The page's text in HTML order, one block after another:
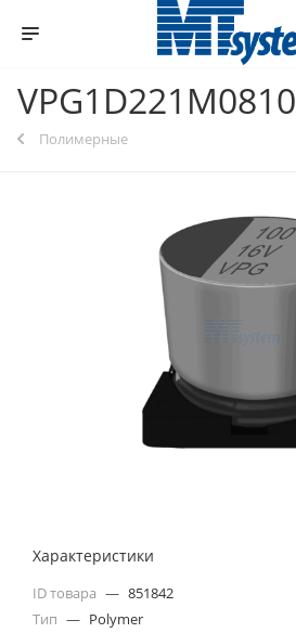
VPG1D221M0810
Полимерные
Характеристики
ID товара — 851842
Тип — Polymer